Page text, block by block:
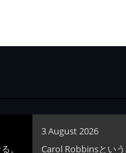
。
3 August 2026
Carol Robbinsとい